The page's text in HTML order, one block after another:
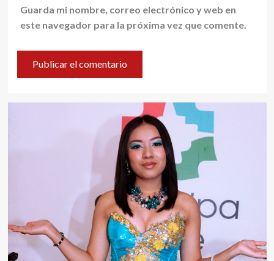
Guarda mi nombre, correo electrónico y web en
este navegador para la próxima vez que comente.